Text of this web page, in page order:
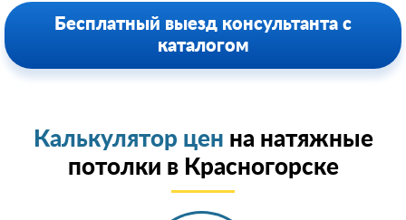
Бесплатный выезд консультанта с
каталогом
Калькулятор цен на натяжные
потолки в Красногорске